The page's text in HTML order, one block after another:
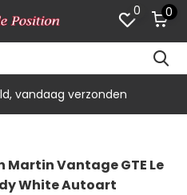
0 0
vandaag verzonden
Martin Vantage GTE Le
White Autoart